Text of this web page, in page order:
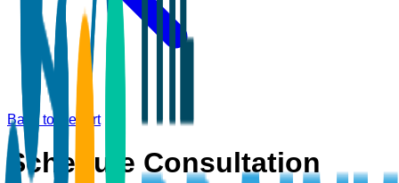
Back to Report
Schedule Consultation